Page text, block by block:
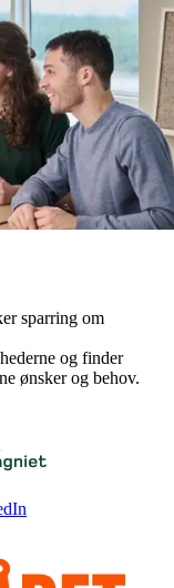
sparring om
og finder
ønsker og behov.